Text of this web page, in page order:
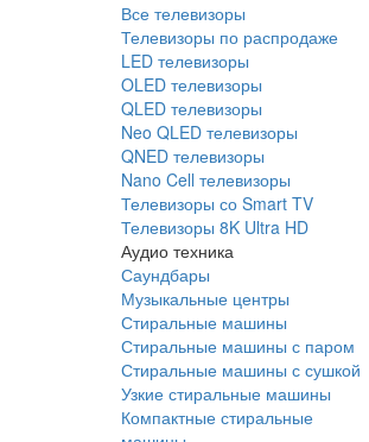
Все телевизоры
Телевизоры по распродаже
LED телевизоры
OLED телевизоры
QLED телевизоры
Neo QLED телевизоры
QNED телевизоры
Nano Cell телевизоры
Телевизоры со Smart TV
Телевизоры 8K Ultra HD
Аудио техника
Саундбары
Музыкальные центры
Стиральные машины
Стиральные машины с паром
Стиральные машины с сушкой
Узкие стиральные машины
Компактные стиральные